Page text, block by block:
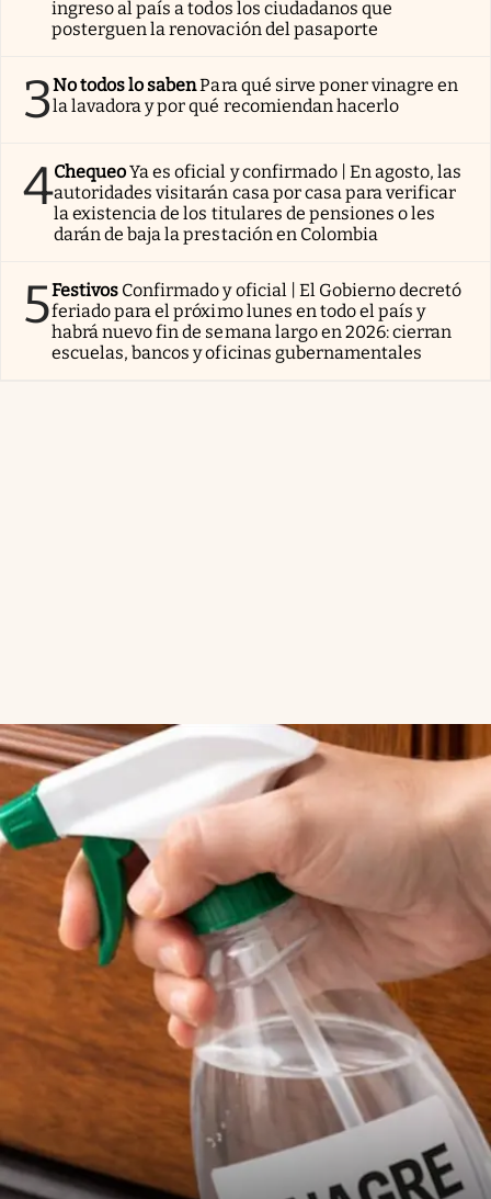
ingreso al país a todos los ciudadanos que
posterguen la renovación del pasaporte
3No todos lo sabenPara qué sirve poner vinagre en
la lavadora y por qué recomiendan hacerlo
4ChequeoYa es oficial y confirmado | En agosto, las
autoridades visitarán casa por casa para verificar
la existencia de los titulares de pensiones o les
darán de baja la prestación en Colombia
5Festivos Confirmado y oficial | El Gobierno decretó
feriado para el próximo lunes en todo el país y
habrá nuevo fin de semana largo en 2026: cierran
escuelas, bancos y oficinas gubernamentales